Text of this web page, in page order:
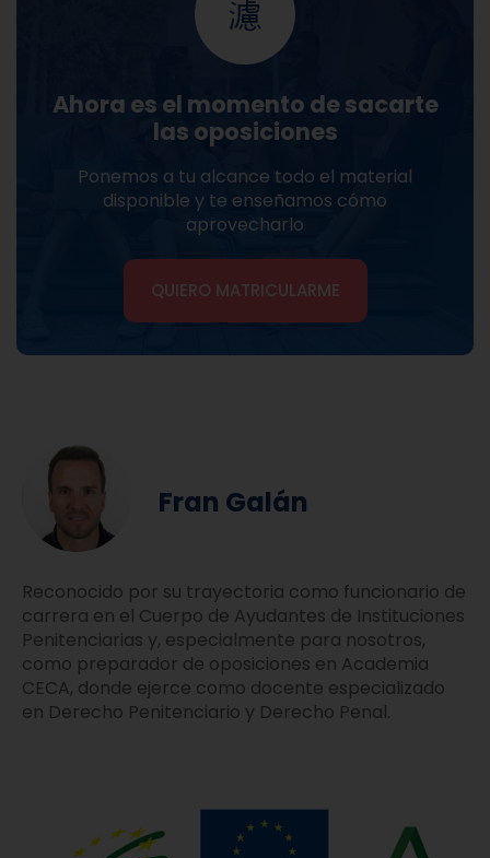
Ahora es el momento de sacarte
las oposiciones
Ponemos a tu alcance todo el material
disponible y te enseñamos cómo
aprovecharlo
QUIERO MATRICULARME
Fran Galán
Reconocido por su trayectoria como funcionario de
carrera en el Cuerpo de Ayudantes de Instituciones
Penitenciarias y, especialmente para nosotros,
como preparador de oposiciones en Academia
CECA, donde ejerce como docente especializado
en Derecho Penitenciario y Derecho Penal.